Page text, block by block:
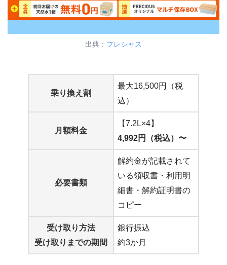
出典： フレシャス
乗り換え割
最大16,500円（税
込）
月額料金
【7.2L×4】
4,992円（税込）〜
必要書類
解約金が記載されて
いる領収書・利用明
細書・解約証明書の
コピー
受け取り方法
受け取りまでの期間
銀行振込
約3か月